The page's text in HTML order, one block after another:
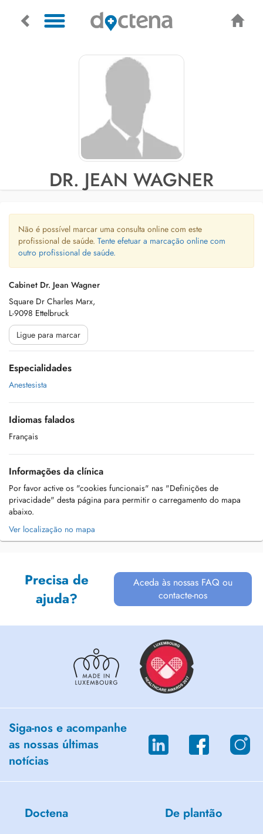
DR. JEAN WAGNER
Não é possível marcar uma consulta online com este
profissional de saúde. Tente efetuar a marcação online com
outro profissional de saúde.
Cabinet Dr. Jean Wagner
Square Dr Charles Marx,
L-9098 Ettelbruck
Ligue para marcar
Especialidades
Anestesista
Idiomas falados
Français
Informações da clínica
Por favor active os "cookies funcionais" nas "Definições de
privacidade" desta página para permitir o carregamento do mapa
abaixo.
Ver localização no mapa
Precisa de
ajuda?
Aceda às nossas FAQ ou
contacte-nos
Siga-nos e acompanhe
as nossas últimas
notícias
Doctena De plantão